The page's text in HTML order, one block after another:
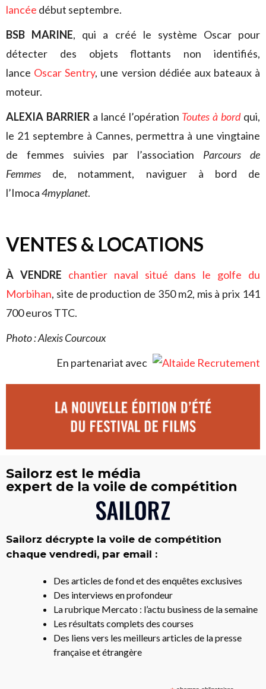
lancée début septembre.
BSB MARINE, qui a créé le système Oscar pour
détecter des objets flottants non identifiés,
lance Oscar Sentry, une version dédiée aux bateaux à
moteur.
ALEXIA BARRIERa lancé l’opération Toutes à bordqui,
le 21 septembre à Cannes, permettra à une vingtaine
de femmes suivies par l’association Parcours de
Femmes de, notamment, naviguer à bord de
l’Imoca4myplanet.
VENTES & LOCATIONS
À VENDRE chantier naval situé dans le golfe du
Morbihan, site de production de 350 m2, mis à prix 141
700 euros TTC.
Photo : Alexis Courcoux
En partenariat avec
Sailorz est le média
expert de la voile de compétition
Sailorz décrypte la voile de compétition
chaque vendredi, par email :
Des articles de fond et des enquêtes exclusives
Des interviews en profondeur
La rubrique Mercato : l’actu business de la semaine
Les résultats complets des courses
Des liens vers les meilleurs articles de la presse
française et étrangère